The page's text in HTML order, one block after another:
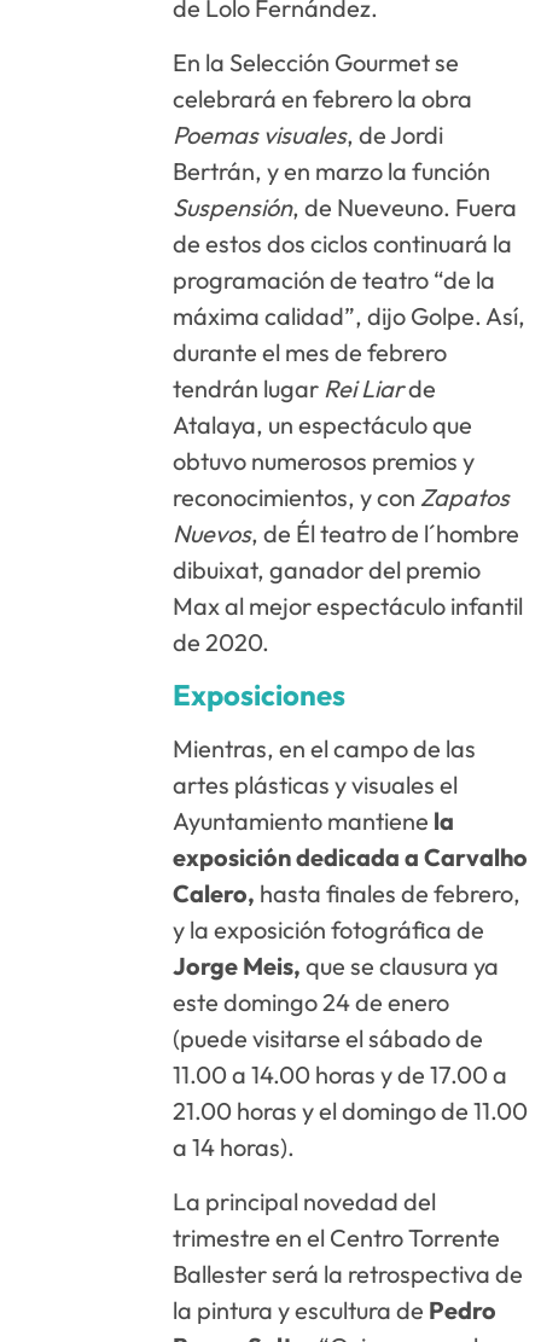
de Lolo Fernández.
En la Selección Gourmet se
celebrará en febrero la obra
Poemas visuales, de Jordi
Bertrán, y en marzo la función
Suspensión, de Nueveuno. Fuera
de estos dos ciclos continuará la
programación de teatro “de la
máxima calidad”, dijo Golpe. Así,
durante el mes de febrero
tendrán lugar Rei Liarde
Atalaya, un espectáculo que
obtuvo numerosos premios y
reconocimientos, y con Zapatos
Nuevos, de Él teatro de l´hombre
dibuixat, ganador del premio
Max al mejor espectáculo infantil
de 2020.
Exposiciones
Mientras, en el campo de las
artes plásticas y visuales el
Ayuntamiento mantiene la
exposición dedicada a Carvalho
Calero, hasta finales de febrero,
y la exposición fotográfica de
Jorge Meis, que se clausura ya
este domingo 24 de enero
(puede visitarse el sábado de
11.00 a 14.00 horas y de 17.00 a
21.00 horas y el domingo de 11.00
a 14 horas).
La principal novedad del
trimestre en el Centro Torrente
Ballester será la retrospectiva de
la pintura y escultura de Pedro